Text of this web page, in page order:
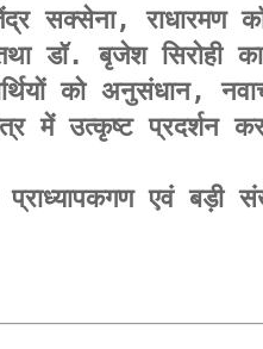
सक्सेना, राधारमण
डॉ. बृजेश सिरोही का
को अनुसंधान,
में उत्कृष्ट प्रदर्शन
प्राध्यापकगण एवं बड़ी